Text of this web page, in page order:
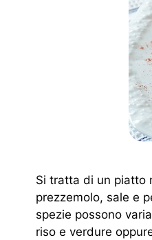
Si tratta di un piatto
prezzemolo, sale e
spezie possono
riso e verdure